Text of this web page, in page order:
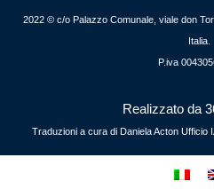
2022 © c/o Palazzo Comunale, viale don
Italia.
P.iva
Realizzato da
Traduzioni a cura di Daniela Acton Ufficio